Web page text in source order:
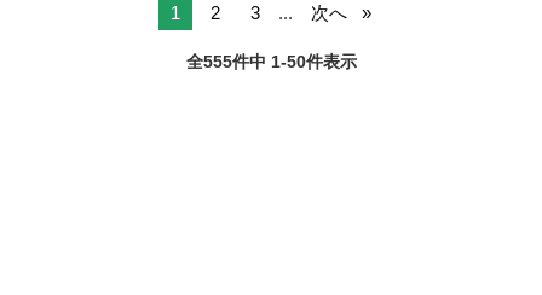
1 2 3 ... 次へ
全555件中 1-50件表示